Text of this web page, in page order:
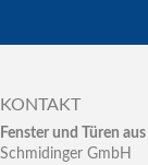
KONTAKT
Fenster und Türen
Schmidinger GmbH